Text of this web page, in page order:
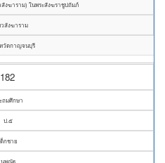
สังฆาราม) ในพระสังฆราชูปถัมภ์
วสังฆาราม
วัดกาญจนบุรี
182
ถมศึกษา
ป.๕
ด็กชาย
นพณัฐ